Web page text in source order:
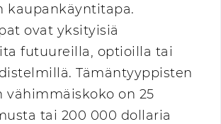
kaupankäyntitapa.
ovat yksityisiä
futuureilla, optioilla tai
Tämäntyyppisten
vähimmäiskoko on 25
tai 200 000 dollaria